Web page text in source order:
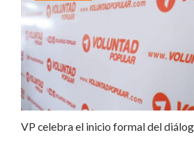
VP celebra el inicio formal del